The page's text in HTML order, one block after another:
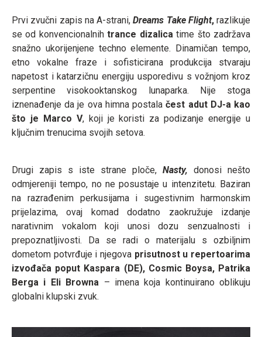
Prvi zvučni zapis na A-strani,Dreams Take Flight,razlikuje
se od konvencionalnihtrance dizalica time što zadržava
snažno ukorijenjene techno elemente. Dinamičan tempo,
etno vokalne fraze i sofisticirana produkcija stvaraju
napetost i katarzičnu energiju usporedivu s vožnjom kroz
serpentine visokooktanskog lunaparka. Nije stoga
iznenađenje da je ova himna postalačest adut DJ-a kao
što je Marco V, koji je koristi za podizanje energije u
ključnim trenucima svojih setova.
Drugi zapis s iste strane ploče, Nasty, donosi nešto
odmjereniji tempo, no ne posustaje u intenzitetu. Baziran
na razrađenim perkusijama i sugestivnim harmonskim
prijelazima, ovaj komad dodatno zaokružuje izdanje
narativnim vokalom koji unosi dozu senzualnosti i
prepoznatljivosti. Da se radi o materijalu s ozbiljnim
dometom potvrđuje i njegova prisutnost u repertoarima
izvođača poput Kaspara (DE), Cosmic Boysa, Patrika
Berga i Eli Browna – imena koja kontinuirano oblikuju
globalni klupski zvuk.